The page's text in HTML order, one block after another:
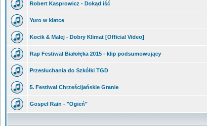
Robert Kasprowicz - Dokąd iść
Yuro w klatce
Kocik & Malej - Dobry Klimat [Official Video]
Rap Festiwal Białołęka 2015 - klip podsumowujący
Przesłuchania do Szkółki TGD
5. Festiwal Chrześcijańskie Granie
Gospel Rain - "Ogień"